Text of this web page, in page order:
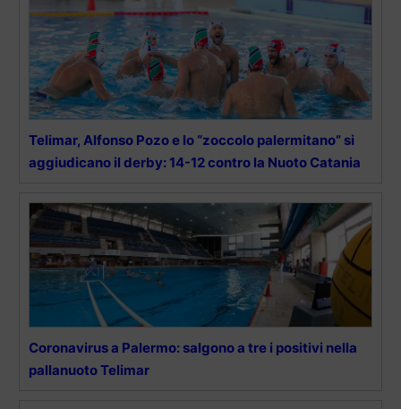
Telimar, Alfonso Pozo e lo “zoccolo palermitano” si
aggiudicano il derby: 14-12 contro la Nuoto Catania
Coronavirus a Palermo: salgono a tre i positivi nella
pallanuoto Telimar